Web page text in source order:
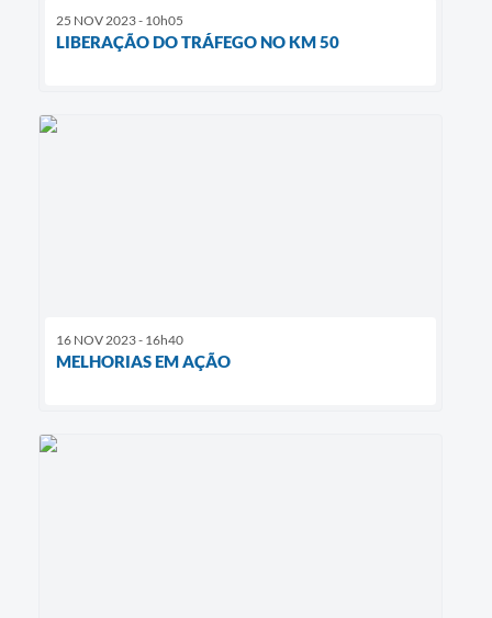
25 NOV 2023 - 10h05
LIBERAÇÃO DO TRÁFEGO NO KM 50
16 NOV 2023 - 16h40
MELHORIAS EM AÇÃO